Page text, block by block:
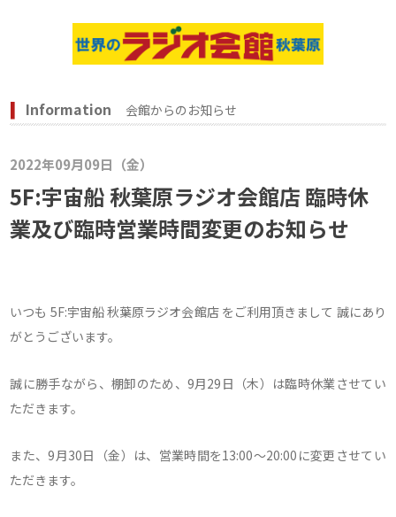
Information 会館からのお知らせ
2022年09月09日（金）
5F:宇宙船 秋葉原ラジオ会館店 臨時休
業及び臨時営業時間変更のお知らせ
いつも 5F:宇宙船 秋葉原ラジオ会館店 をご利用頂きまして 誠にあり
がとうございます。
誠に勝手ながら、棚卸のため、9月29日（木）は臨時休業させてい
ただきます。
また、9月30日（金）は、営業時間を13:00～20:00に変更させてい
ただきます。